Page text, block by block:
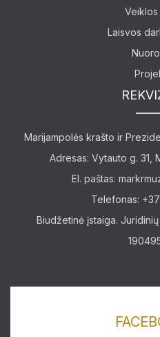
Apie mus
Veiklos
Laisvos
Marijampolės krašto ir
Adresas: Vytauto g. 31,
El. paštas:
Telefonas:
Biudžetinė įstaiga.